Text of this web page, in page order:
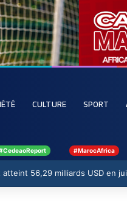
CULTURE SPORT
#MarocAfrica
56,29 milliards USD en